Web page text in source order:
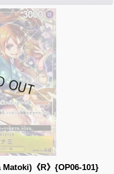
《R》{OP06-101}